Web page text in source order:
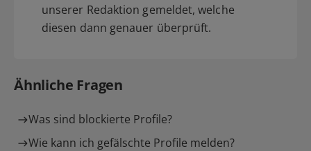
unserer Redaktion gemeldet, welche
diesen dann genauer überprüft.
Ähnliche Fragen
Was sind blockierte Profile?
Wie kann ich gefälschte Profile melden?